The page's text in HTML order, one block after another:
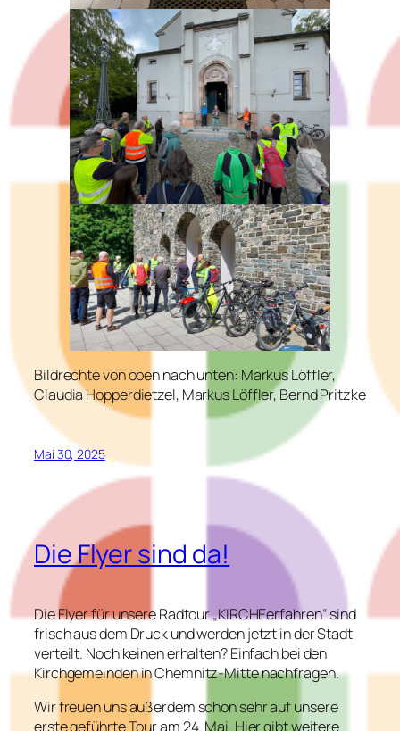
Bildrechte von oben nach unten: Markus Löffler,
Claudia Hopperdietzel, Markus Löffler, Bernd Pritzke
Mai 30, 2025
Die Flyer sind da!
Die Flyer für unsere Radtour „KIRCHEerfahren“ sind
frisch aus dem Druck und werden jetzt in der Stadt
verteilt. Noch keinen erhalten? Einfach bei den
Kirchgemeinden in Chemnitz-Mitte nachfragen.
Wir freuen uns außerdem schon sehr auf unsere
erste geführte Tour am 24. Mai. Hier gibt weitere